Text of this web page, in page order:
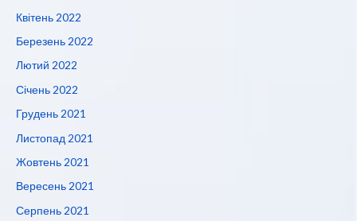
Квітень 2022
Березень 2022
Лютий 2022
Січень 2022
Грудень 2021
Листопад 2021
Жовтень 2021
Вересень 2021
Серпень 2021